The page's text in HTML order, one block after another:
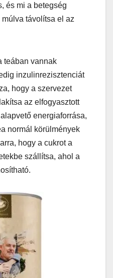
és mi a betegség
távolítsa el az
teában vannak
inzulinrezisztenciát
hogy a szervezet
az elfogyasztott
energiaforrása,
normál körülmények
hogy a cukrot a
szállítsa, ahol a